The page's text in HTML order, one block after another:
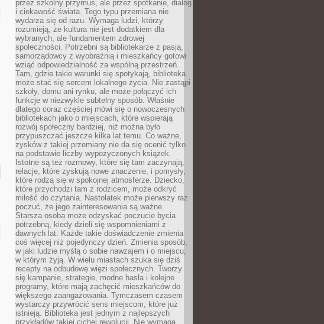
przez szkolny przymus, ale przez spotkanie, dialog
i ciekawość świata. Tego typu przemiana nie
wydarza się od razu. Wymaga ludzi, którzy
rozumieją, że kultura nie jest dodatkiem dla
wybranych, ale fundamentem zdrowej
społeczności. Potrzebni są bibliotekarze z pasją,
samorządowcy z wyobraźnią i mieszkańcy gotowi
wziąć odpowiedzialność za wspólną przestrzeń.
Tam, gdzie takie warunki się spotykają, biblioteka
może stać się sercem lokalnego życia. Nie zastąpi
szkoły, domu ani rynku, ale może połączyć ich
funkcje w niezwykle subtelny sposób. Właśnie
dlatego coraz częściej mówi się o nowoczesnych
bibliotekach jako o miejscach, które wspierają
rozwój społeczny bardziej, niż można było
przypuszczać jeszcze kilka lat temu. Co ważne,
zysków z takiej przemiany nie da się ocenić tylko
na podstawie liczby wypożyczonych książek.
Istotne są też rozmowy, które się tam zaczynają,
relacje, które zyskują nowe znaczenie, i pomysły,
które rodzą się w spokojnej atmosferze. Dziecko,
które przychodzi tam z rodzicem, może odkryć
miłość do czytania. Nastolatek może pierwszy raz
poczuć, że jego zainteresowania są ważne.
Starsza osoba może odzyskać poczucie bycia
potrzebną, kiedy dzieli się wspomnieniami z
dawnych lat. Każde takie doświadczenie zmienia
coś więcej niż pojedynczy dzień. Zmienia sposób,
w jaki ludzie myślą o sobie nawzajem i o miejscu,
w którym żyją. W wielu miastach szuka się dziś
recepty na odbudowę więzi społecznych. Tworzy
się kampanie, strategie, modne hasła i kolejne
programy, które mają zachęcić mieszkańców do
większego zaangażowania. Tymczasem czasem
wystarczy przywrócić sens miejscom, które już
istnieją. Biblioteka jest jednym z najlepszych
przykładów takiej cichej rewolucji. Nie wymaga